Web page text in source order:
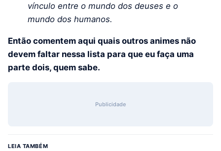
vínculo entre o mundo dos deuses e o
mundo dos humanos.
Então comentem aqui quais outros animes não
devem faltar nessa lista para que eu faça uma
parte dois, quem sabe.
Publicidade
LEIA TAMBÉM